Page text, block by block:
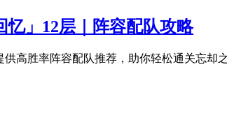
忆」12层｜阵容配队攻略
高胜率阵容配队推荐，助你轻松通关忘却